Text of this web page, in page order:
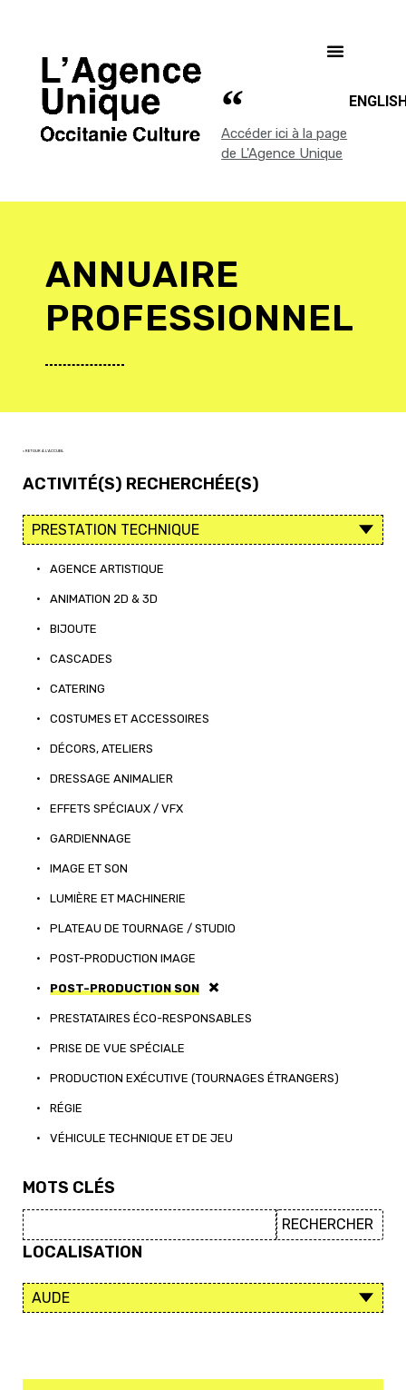
Accéder ici à la page
de L'Agence Unique
ANNUAIRE
PROFESSIONNEL
< RETOUR À L'ACCUEIL
ACTIVITÉ(S) RECHERCHÉE(S)
• AGENCE ARTISTIQUE
• ANIMATION 2D & 3D
• BIJOUTE
• CASCADES
• CATERING
• COSTUMES ET ACCESSOIRES
• DÉCORS, ATELIERS
• DRESSAGE ANIMALIER
• EFFETS SPÉCIAUX / VFX
• GARDIENNAGE
• IMAGE ET SON
• LUMIÈRE ET MACHINERIE
• PLATEAU DE TOURNAGE / STUDIO
• POST-PRODUCTION IMAGE
• POST-PRODUCTION SON
• PRESTATAIRES ÉCO-RESPONSABLES
• PRISE DE VUE SPÉCIALE
• PRODUCTION EXÉCUTIVE (TOURNAGES ÉTRANGERS)
• RÉGIE
• VÉHICULE TECHNIQUE ET DE JEU
MOTS CLÉS
LOCALISATION